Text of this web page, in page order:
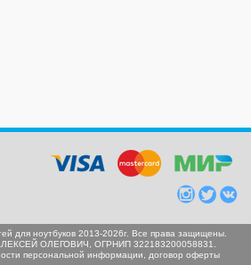
для ноутбуков 2013-2026г. Все права защищены.
ОЛЕГОВИЧ, ОГРНИП 322183200058831.
персональной информации
договор оферты